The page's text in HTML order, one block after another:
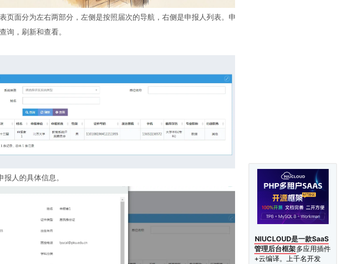
NIUCLOUD是一款SaaS
管理后台框架多应用插件
+云编译。上千名开发
页面分为左右两部分，左侧是按照届次的导航，右侧是申报人列表。申
，刷新和查看。
人的具体信息。